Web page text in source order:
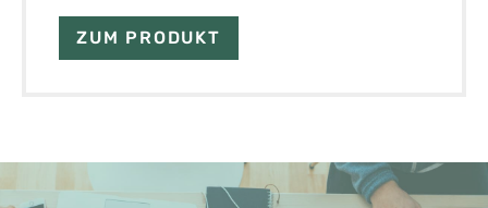
ZUM PRODUKT